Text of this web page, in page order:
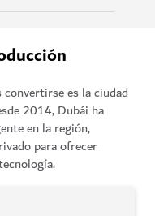
es la ciudad
2014, Dubái ha
en la región,
para ofrecer